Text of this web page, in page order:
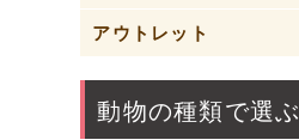
アウトレット
動物の種類で選ぶ